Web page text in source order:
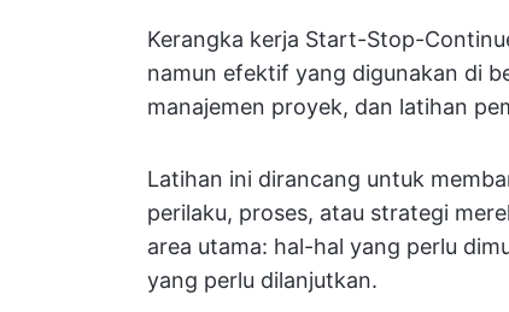
Kerangka kerja Start-Stop-
namun efektif yang digunakan di
manajemen proyek, dan latihan
Latihan ini dirancang untuk
perilaku, proses, atau strategi
area utama: hal-hal yang perlu
yang perlu dilanjutkan.